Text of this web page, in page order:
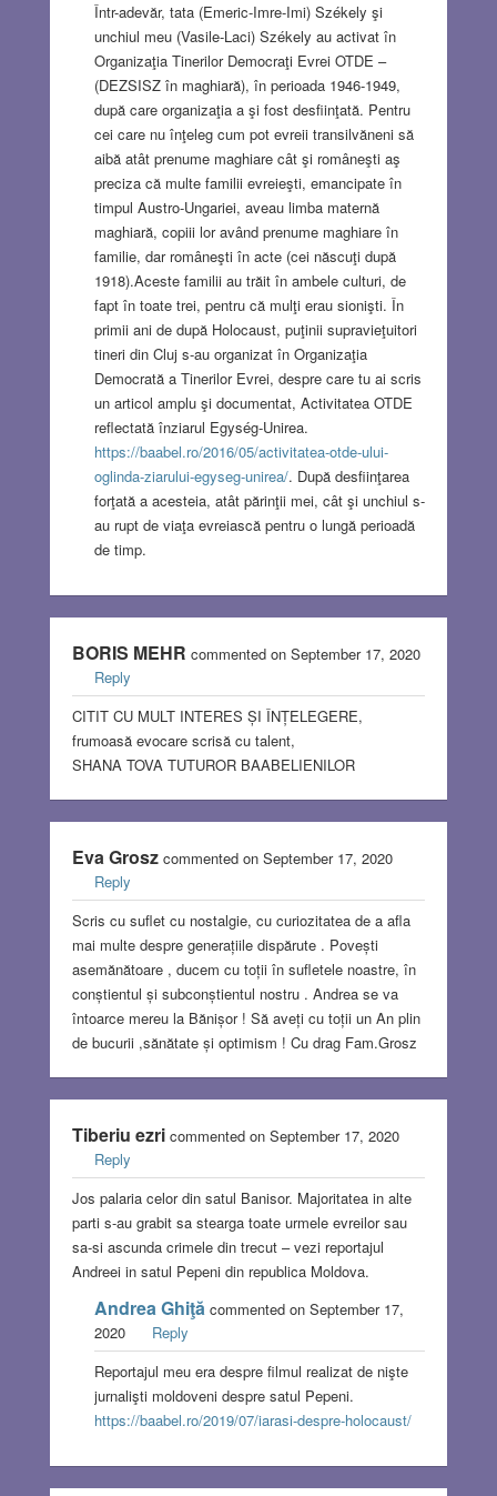
Într-adevăr, tata (Emeric-Imre-Imi) Székely şi
unchiul meu (Vasile-Laci) Székely au activat în
Organizaţia Tinerilor Democraţi Evrei OTDE –
(DEZSISZ în maghiară), în perioada 1946-1949,
după care organizaţia a şi fost desfiinţată. Pentru
cei care nu înţeleg cum pot evreii transilvăneni să
aibă atât prenume maghiare cât şi româneşti aş
preciza că multe familii evreieşti, emancipate în
timpul Austro-Ungariei, aveau limba maternă
maghiară, copiii lor având prenume maghiare în
familie, dar româneşti în acte (cei născuţi după
1918).Aceste familii au trăit în ambele culturi, de
fapt în toate trei, pentru că mulţi erau sionişti. În
primii ani de după Holocaust, puţinii supravieţuitori
tineri din Cluj s-au organizat în Organizaţia
Democrată a Tinerilor Evrei, despre care tu ai scris
un articol amplu şi documentat, Activitatea OTDE
reflectată înziarul Egység-Unirea.
https://baabel.ro/2016/05/activitatea-otde-ului-
oglinda-ziarului-egyseg-unirea/. După desfiinţarea
forţată a acesteia, atât părinţii mei, cât şi unchiul s-
au rupt de viaţa evreiască pentru o lungă perioadă
de timp.
BORIS MEHR commented on September 17, 2020
Reply
CITIT CU MULT INTERES ȘI ÎNȚELEGERE,
frumoasă evocare scrisă cu talent,
SHANA TOVA TUTUROR BAABELIENILOR
Eva Groszcommented on September 17, 2020
Reply
Scris cu suflet cu nostalgie, cu curiozitatea de a afla
mai multe despre generațiile dispărute . Povești
asemănătoare , ducem cu toții în sufletele noastre, în
conștientul și subconștientul nostru . Andrea se va
întoarce mereu la Bănișor ! Să aveți cu toții un An plin
de bucurii ,sănătate și optimism ! Cu drag Fam.Grosz
Tiberiu ezricommented on September 17, 2020
Reply
Jos palaria celor din satul Banisor. Majoritatea in alte
parti s-au grabit sa stearga toate urmele evreilor sau
sa-si ascunda crimele din trecut – vezi reportajul
Andreei in satul Pepeni din republica Moldova.
Andrea Ghiţăcommented on September 17,
2020
Reply
Reportajul meu era despre filmul realizat de nişte
jurnalişti moldoveni despre satul Pepeni.
https://baabel.ro/2019/07/iarasi-despre-holocaust/